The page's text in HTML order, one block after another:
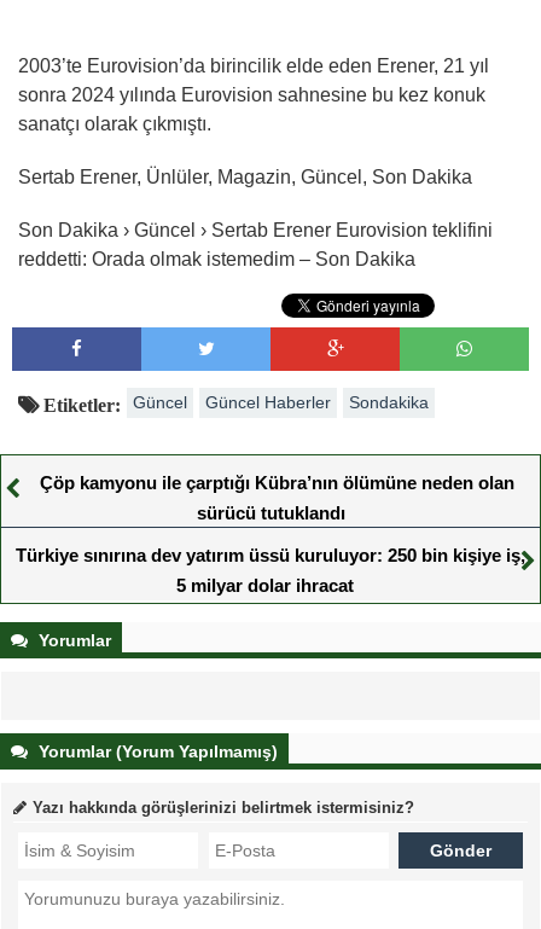
2003’te Eurovision’da birincilik elde eden Erener, 21 yıl
sonra 2024 yılında Eurovision sahnesine bu kez konuk
sanatçı olarak çıkmıştı.
Sertab Erener, Ünlüler, Magazin, Güncel, Son Dakika
Son Dakika › Güncel › Sertab Erener Eurovision teklifini
reddetti: Orada olmak istemedim – Son Dakika
Etiketler: Güncel Güncel Haberler Sondakika
Çöp kamyonu ile çarptığı Kübra’nın ölümüne neden olan
sürücü tutuklandı
Türkiye sınırına dev yatırım üssü kuruluyor: 250 bin kişiye iş,
5 milyar dolar ihracat
Yorumlar
Yorumlar (Yorum Yapılmamış)
Yazı hakkında görüşlerinizi belirtmek istermisiniz?